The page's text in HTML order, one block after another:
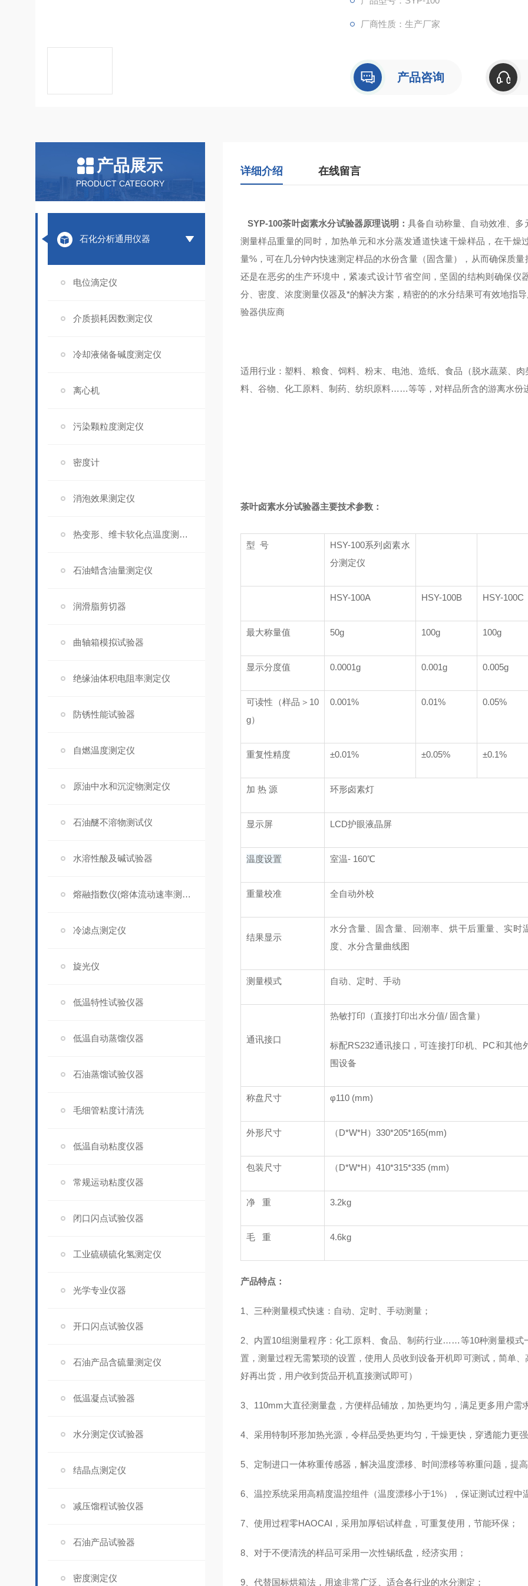
厂商性质：生产厂家
产品咨询
产品展示
PRODUCT CATEGORY
石化分析通用仪器
电位滴定仪
介质损耗因数测定仪
冷却液储备碱度测定仪
离心机
污染颗粒度测定仪
密度计
消泡效果测定仪
热变形、维卡软化点温度测定仪
石油蜡含油量测定仪
润滑脂剪切器
曲轴箱模拟试验器
绝缘油体积电阻率测定仪
防锈性能试验器
自燃温度测定仪
原油中水和沉淀物测定仪
石油醚不溶物测试仪
水溶性酸及碱试验器
熔融指数仪(熔体流动速率测定仪)
冷滤点测定仪
旋光仪
低温特性试验仪器
低温自动蒸馏仪器
石油蒸馏试验仪器
毛细管粘度计清洗
低温自动粘度仪器
常规运动粘度仪器
闭口闪点试验仪器
工业硫磺硫化氢测定仪
光学专业仪器
开口闪点试验仪器
石油产品含硫量测定仪
低温凝点试验器
水分测定仪试验器
结晶点测定仪
减压馏程试验仪器
石油产品试验器
密度测定仪
详细介绍 在线留言
SYP-100茶叶卤素水分试验器原理说明：具备自动称量、自动效准、
测量样品重量的同时，加热单元和水分蒸发通道快速干燥样品，在干
量%，可在几分钟内快速测定样品的水份含量（固含量），从而确保质
还是在恶劣的生产环境中，紧凑式设计节省空间，坚固的结构则确保
分、密度、浓度测量仪器及*的解决方案，精密的的水分结果可有效地指
验器供应商
适用行业：塑料、粮食、饲料、粉末、电池、造纸、食品（脱水蔬菜、
料、谷物、化工原料、制药、纺织原料……等等，对样品所含的游离水份
茶叶卤素水分试验器主要技术参数：
型 号
HSY-100系列卤素水
分测定仪
HSY-100A HSY-100B HSY-100C
最大称量值 50g 100g 100g
显示分度值 0.0001g 0.001g 0.005g
可读性（样品＞10
g）
0.001% 0.01% 0.05%
重复性精度 ±0.01% ±0.05% ±0.1%
加 热 源 环形卤素灯
显示屏 LCD护眼液晶屏
温度设置 室温- 160℃
重量校准 全自动外校
结果显示
水分含量、固含量、回潮率、烘干后重量、实时
度、水分含量曲线图
测量模式 自动、定时、手动
通讯接口
热敏打印（直接打印出水分值/ 固含量）
标配RS232通讯接口，可连接打印机、PC和其他
围设备
称盘尺寸 φ110 (mm)
外形尺寸 （D*W*H）330*205*165(mm)
包装尺寸 （D*W*H）410*315*335 (mm)
净 重 3.2kg
毛 重 4.6kg
产品特点：
1、三种测量模式快速：自动、定时、手动测量；
2、内置10组测量程序：化工原料、食品、制药行业……等10种测量模
置，测量过程无需繁琐的设置，使用人员收到设备开机即可测试，简单
好再出货，用户收到货品开机直接测试即可）
3、110mm大直径测量盘，方便样品铺放，加热更均匀，满足更多用户需
4、采用特制环形加热光源，令样品受热更均匀，干燥更快，穿透能力更
5、定制进口一体称重传感器，解决温度漂移、时间漂移等称重问题，提
6、温控系统采用高精度温控组件（温度漂移小于1%），保证测试过程中
7、使用过程零HAOCAI，采用加厚铝试样盘，可重复使用，节能环保；
8、对于不便清洗的样品可采用一次性锡纸盘，经济实用；
9、代替国标烘箱法，用途非常广泛、适合各行业的水分测定；